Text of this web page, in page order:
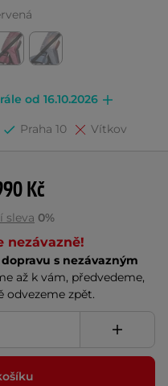
od 16.10.2026
Praha 10 Vítkov
Kč
sleva 0%
nezávazně!
s nezávazným
až k vám, předvedeme,
odvezeme zpět.